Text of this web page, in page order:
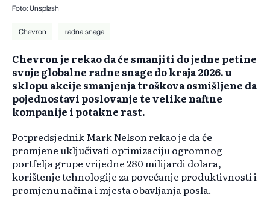
Foto: Unsplash
Chevron radna snaga
Chevron je rekao da će smanjiti do jedne petine
svoje globalne radne snage do kraja 2026. u
sklopu akcije smanjenja troškova osmišljene da
pojednostavi poslovanje te velike naftne
kompanije i potakne rast.
Potpredsjednik Mark Nelson rekao je da će
promjene uključivati optimizaciju ogromnog
portfelja grupe vrijedne 280 milijardi dolara,
korištenje tehnologije za povećanje produktivnosti i
promjenu načina i mjesta obavljanja posla.